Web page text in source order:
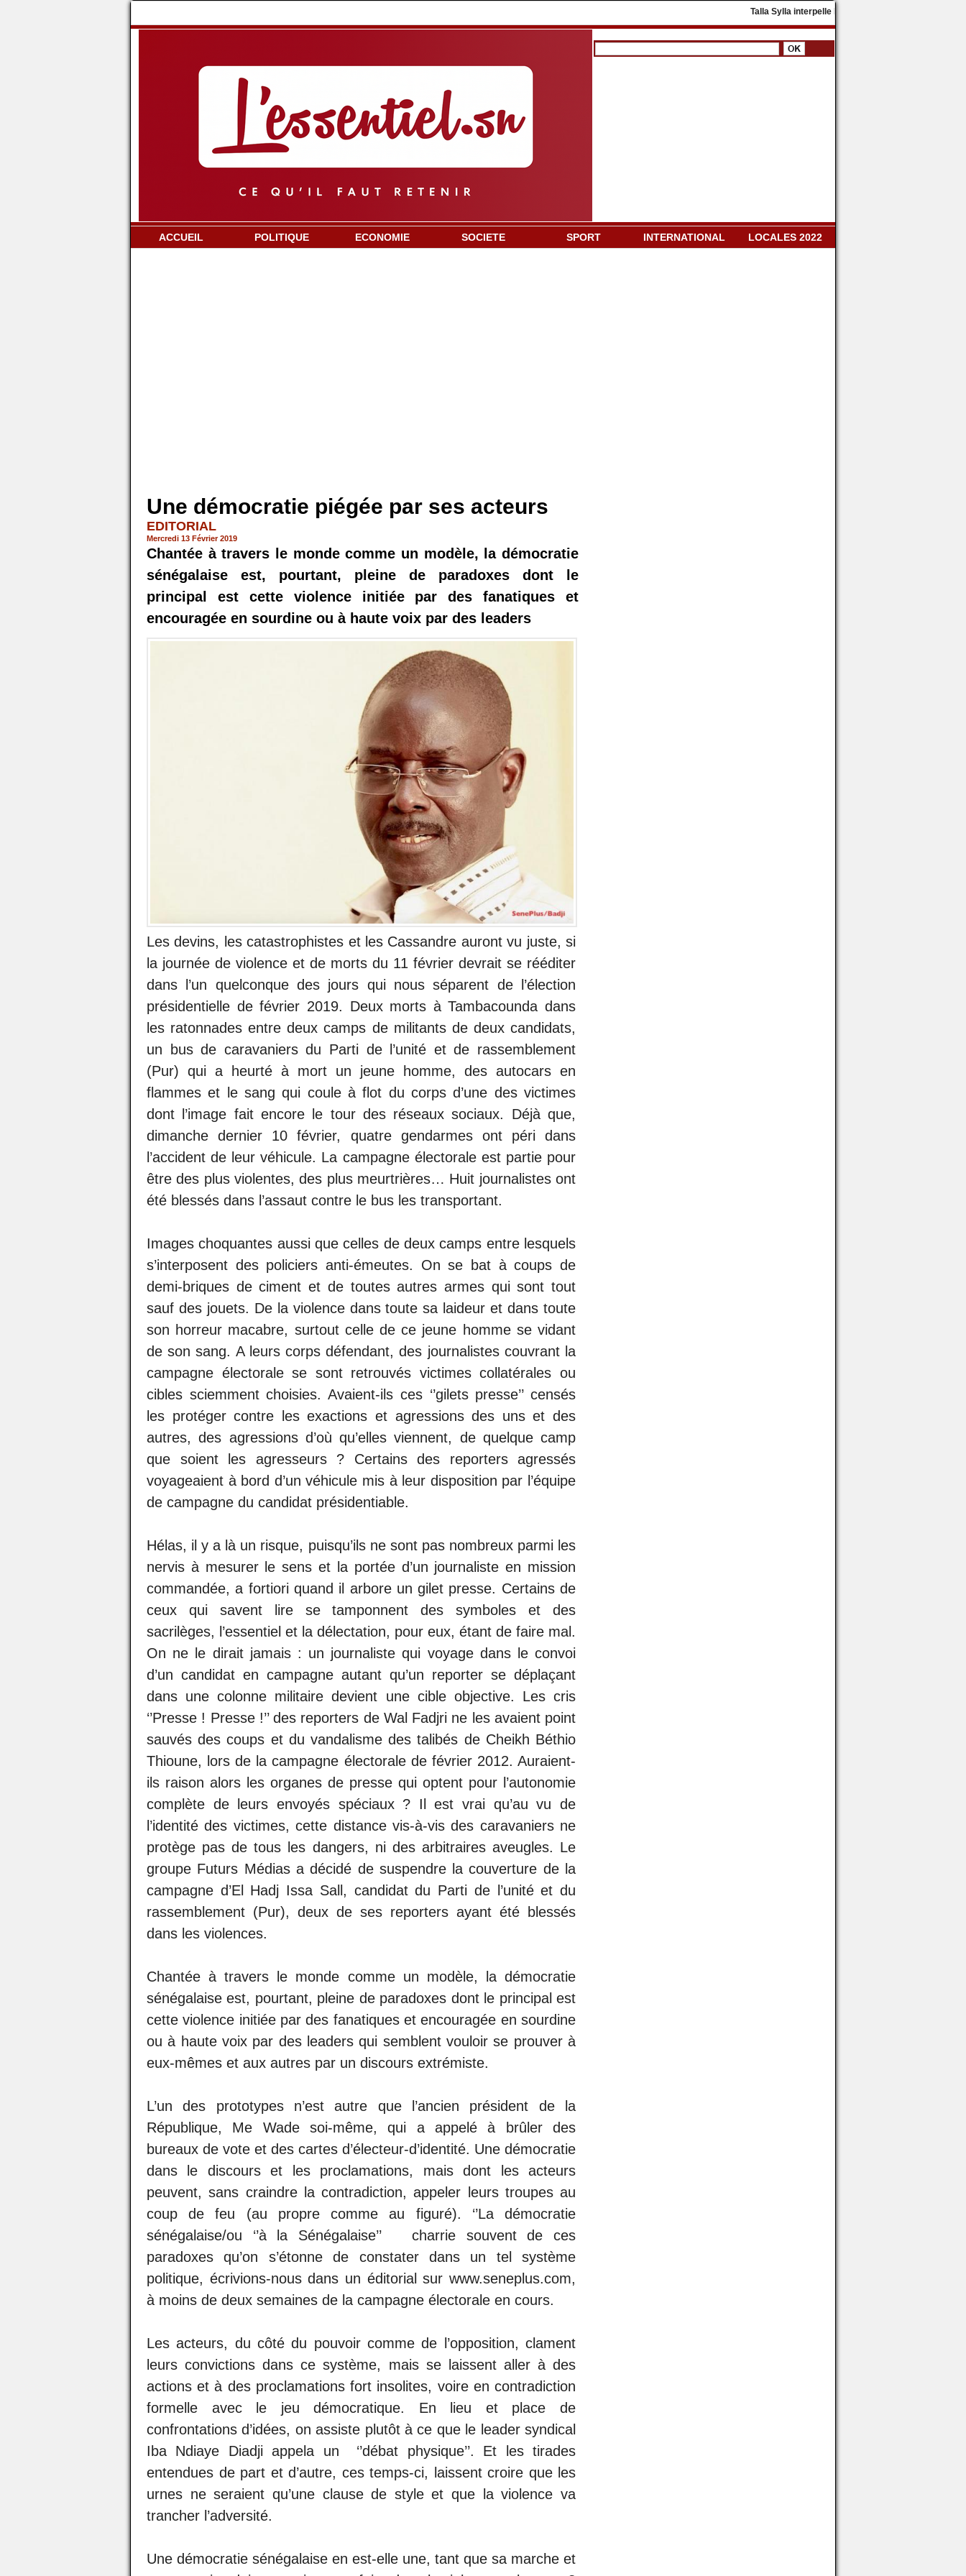
​Talla Sylla interpelle Diomaye Faye : « Il faut dissoudre
ACCUEIL POLITIQUE ECONOMIE SOCIETE SPORT INTERNATIONAL LOCALES 2022
Une démocratie piégée par ses acteurs
EDITORIAL
Mercredi 13 Février 2019
Chantée à travers le monde comme un modèle, la démocratie
sénégalaise est, pourtant, pleine de paradoxes dont le
principal est cette violence initiée par des fanatiques et
encouragée en sourdine ou à haute voix par des leaders
Les devins, les catastrophistes et les Cassandre auront vu juste, si
la journée de violence et de morts du 11 février devrait se rééditer
dans l’un quelconque des jours qui nous séparent de l’élection
présidentielle de février 2019. Deux morts à Tambacounda dans
les ratonnades entre deux camps de militants de deux candidats,
un bus de caravaniers du Parti de l’unité et de rassemblement
(Pur) qui a heurté à mort un jeune homme, des autocars en
flammes et le sang qui coule à flot du corps d’une des victimes
dont l’image fait encore le tour des réseaux sociaux. Déjà que,
dimanche dernier 10 février, quatre gendarmes ont péri dans
l’accident de leur véhicule. La campagne électorale est partie pour
être des plus violentes, des plus meurtrières… Huit journalistes ont
été blessés dans l’assaut contre le bus les transportant.
Images choquantes aussi que celles de deux camps entre lesquels
s’interposent des policiers anti-émeutes. On se bat à coups de
demi-briques de ciment et de toutes autres armes qui sont tout
sauf des jouets. De la violence dans toute sa laideur et dans toute
son horreur macabre, surtout celle de ce jeune homme se vidant
de son sang. A leurs corps défendant, des journalistes couvrant la
campagne électorale se sont retrouvés victimes collatérales ou
cibles sciemment choisies. Avaient-ils ces ‘’gilets presse’’ censés
les protéger contre les exactions et agressions des uns et des
autres, des agressions d’où qu’elles viennent, de quelque camp
que soient les agresseurs ? Certains des reporters agressés
voyageaient à bord d’un véhicule mis à leur disposition par l’équipe
de campagne du candidat présidentiable.
Hélas, il y a là un risque, puisqu’ils ne sont pas nombreux parmi les
nervis à mesurer le sens et la portée d’un journaliste en mission
commandée, a fortiori quand il arbore un gilet presse. Certains de
ceux qui savent lire se tamponnent des symboles et des
sacrilèges, l’essentiel et la délectation, pour eux, étant de faire mal.
On ne le dirait jamais : un journaliste qui voyage dans le convoi
d’un candidat en campagne autant qu’un reporter se déplaçant
dans une colonne militaire devient une cible objective. Les cris
‘’Presse ! Presse !’’ des reporters de Wal Fadjri ne les avaient point
sauvés des coups et du vandalisme des talibés de Cheikh Béthio
Thioune, lors de la campagne électorale de février 2012. Auraient-
ils raison alors les organes de presse qui optent pour l’autonomie
complète de leurs envoyés spéciaux ? Il est vrai qu’au vu de
l’identité des victimes, cette distance vis-à-vis des caravaniers ne
protège pas de tous les dangers, ni des arbitraires aveugles. Le
groupe Futurs Médias a décidé de suspendre la couverture de la
campagne d’El Hadj Issa Sall, candidat du Parti de l’unité et du
rassemblement (Pur), deux de ses reporters ayant été blessés
dans les violences.
Chantée à travers le monde comme un modèle, la démocratie
sénégalaise est, pourtant, pleine de paradoxes dont le principal est
cette violence initiée par des fanatiques et encouragée en sourdine
ou à haute voix par des leaders qui semblent vouloir se prouver à
eux-mêmes et aux autres par un discours extrémiste.
L’un des prototypes n’est autre que l’ancien président de la
République, Me Wade soi-même, qui a appelé à brûler des
bureaux de vote et des cartes d’électeur-d’identité. Une démocratie
dans le discours et les proclamations, mais dont les acteurs
peuvent, sans craindre la contradiction, appeler leurs troupes au
coup de feu (au propre comme au figuré). ‘’La démocratie
sénégalaise/ou ‘’à la Sénégalaise’’ charrie souvent de ces
paradoxes qu’on s’étonne de constater dans un tel système
politique, écrivions-nous dans un éditorial sur www.seneplus.com,
à moins de deux semaines de la campagne électorale en cours.
Les acteurs, du côté du pouvoir comme de l’opposition, clament
leurs convictions dans ce système, mais se laissent aller à des
actions et à des proclamations fort insolites, voire en contradiction
formelle avec le jeu démocratique. En lieu et place de
confrontations d’idées, on assiste plutôt à ce que le leader syndical
Iba Ndiaye Diadji appela un ‘’débat physique’’. Et les tirades
entendues de part et d’autre, ces temps-ci, laissent croire que les
urnes ne seraient qu’une clause de style et que la violence va
trancher l’adversité.
Une démocratie sénégalaise en est-elle une, tant que sa marche et